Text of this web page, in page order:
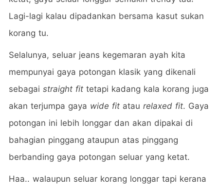
Lagi-lagi kalau dipadankan bersama kasut sukan
korang tu.
Selalunya, seluar jeans kegemaran ayah kita
mempunyai gaya potongan klasik yang dikenali
sebagai straight fit tetapi kadang kala korang juga
akan terjumpa gaya wide fit atau relaxed fit. Gaya
potongan ini lebih longgar dan akan dipakai di
bahagian pinggang ataupun atas pinggang
berbanding gaya potongan seluar yang ketat.
Haa.. walaupun seluar korang longgar tapi kerana